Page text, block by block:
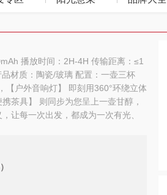
播放时间：2H-4H 传输距离：≤1
材质：陶瓷/玻璃 配置：一壶三杯
【户外音响灯】 即刻用360°环绕立体
茶具】 则同步为您呈上一壶甘醇，
让每一次出发，都成为一次有光、